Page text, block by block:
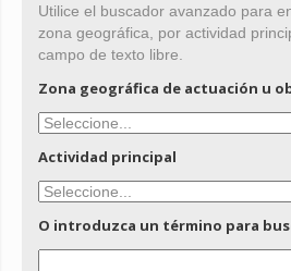
Utilice el buscador avanzado para
zona geográfica, por actividad
campo de texto libre.
Zona geográfica de actuación u
Actividad principal
O introduzca un término para